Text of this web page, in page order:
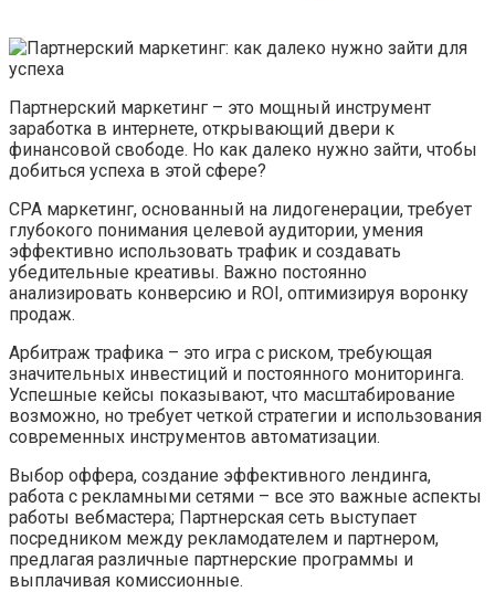
Партнерский маркетинг – это мощный инструмент
заработка в интернете, открывающий двери к
финансовой свободе. Но как далеко нужно зайти, чтобы
добиться успеха в этой сфере?
CPA маркетинг, основанный на лидогенерации, требует
глубокого понимания целевой аудитории, умения
эффективно использовать трафик и создавать
убедительные креативы. Важно постоянно
анализировать конверсию и ROI, оптимизируя воронку
продаж.
Арбитраж трафика – это игра с риском, требующая
значительных инвестиций и постоянного мониторинга.
Успешные кейсы показывают, что масштабирование
возможно, но требует четкой стратегии и использования
современных инструментов автоматизации.
Выбор оффера, создание эффективного лендинга,
работа с рекламными сетями – все это важные аспекты
работы вебмастера; Партнерская сеть выступает
посредником между рекламодателем и партнером,
предлагая различные партнерские программы и
выплачивая комиссионные.